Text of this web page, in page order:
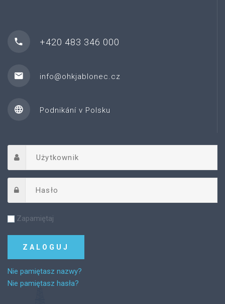
+420 483 346 000
info@ohkjablonec.cz
Podnikání v Polsku
Zapamiętaj
Nie pamiętasz nazwy?
Nie pamiętasz hasła?